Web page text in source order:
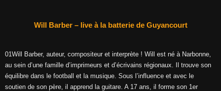
Will Barber – live à la batterie de Guyancourt
01Will Barber, auteur, compositeur et interprète ! Will est né à Narbonne,
au sein d’une famille d’imprimeurs et d’écrivains régionaux. Il trouve son
équilibre dans le football et la musique. Sous l’influence et avec le
soutien de son père, il apprend la guitare. A 17 ans, il forme son 1er